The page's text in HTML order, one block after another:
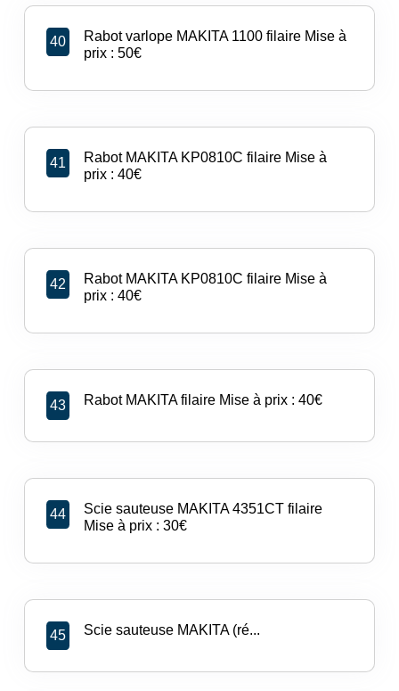
40
Rabot varlope MAKITA 1100 filaire Mise à
prix : 50€
41
Rabot MAKITA KP0810C filaire Mise à
prix : 40€
42
Rabot MAKITA KP0810C filaire Mise à
prix : 40€
43 Rabot MAKITA filaire Mise à prix : 40€
44
Scie sauteuse MAKITA 4351CT filaire
Mise à prix : 30€
45 Scie sauteuse MAKITA (ré...